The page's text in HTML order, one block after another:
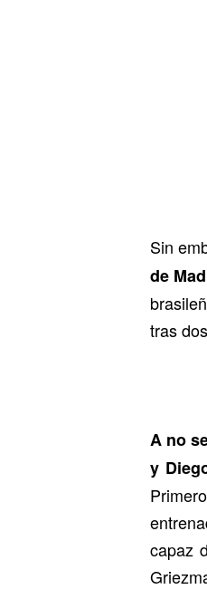
Sin
de
tras
A no
y
capaz